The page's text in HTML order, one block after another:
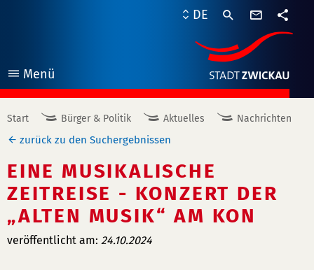
Menü
öffnen
DE
Start Bürger & Politik Aktuelles Nachrichten
zurück zu den Suchergebnissen
EINE MUSIKALISCHE
ZEITREISE - KONZERT DER
„ALTEN MUSIK“ AM KON
veröffentlicht am: 24.10.2024